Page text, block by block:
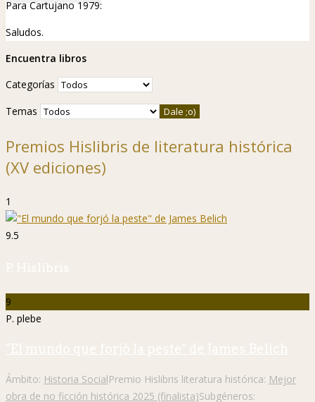
Para Cartujano 1979:
Saludos.
Encuentra libros
Categorías
Temas
Premios Hislibris de literatura histórica
(XV ediciones)
1
9.5
P. Hislibris
9
P. plebe
"El mundo que forjó la peste" de James Belich
Ámbito: Historia SocialPremio Hislibris literatura histórica: Mejor
obra de no ficción histórica 2025 (finalista)Subgéneros: